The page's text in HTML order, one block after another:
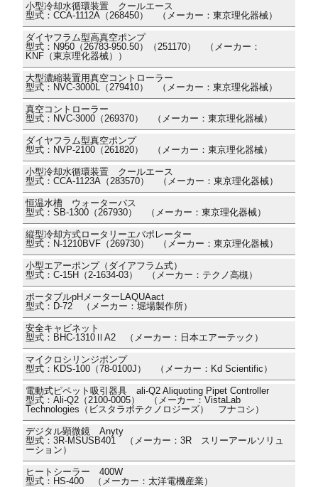
小型冷却水循環装置 クールエース
型式：CCA-1112A（268450） （メーカー：東京理化器械）
ダイヤフラム型高真空ポンプ
型式：N950（26783-950.50）（251170） （メーカー：
KNF（東京理化器械））
大型濃縮装置用真空コントローラー
型式：NVC-3000L（279410） （メーカー：東京理化器械）
真空コントローラー
型式：NVC-3000（269370） （メーカー：東京理化器械）
ダイヤフラム型真空ポンプ
型式：NVP-2100（261820） （メーカー：東京理化器械）
小型冷却水循環装置 クールエース
型式：CCA-1123A（283570） （メーカー：東京理化器械）
恒温水槽 ウォーターバス
型式：SB-1300（267930） （メーカー：東京理化器械）
縦型冷却方式ロータリーエバポレーター
型式：N-1210BVF（269730） （メーカー：東京理化器械）
小型エアーポンプ（ダイアフラム式）
型式：C-15H（2-1634-03） （メーカー：テクノ高槻）
ポータブルpHメーターLAQUAact
型式：D-72 （メーカー：堀場製作所）
安全キャビネット
型式：BHC-1310ⅡA2 （メーカー：日本エアーテック）
マイクロシリンジポンプ
型式：KDS-100（78-0100J） （メーカー：Kd Scientific）
電動式ピペット吸引器具 ali-Q2 Aliquoting Pipet Controller
型式：Ali-Q2（2100-0005） （メーカー：VistaLab
Technologies（ビスタラボテクノロジーズ） フナコシ）
デジタル顕微鏡 Anyty
型式：3R-MSUSB401 （メーカー：3R スリーアールソリュ
ーション）
ヒートシーラー 400W
型式：HS-400 （メーカー：太洋電機産業）